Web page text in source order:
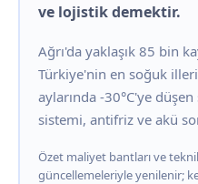
ve lojistik demektir.
Ağrı'da yaklaşık 85 bin
Türkiye'nin en soğuk
aylarında -30°C'ye
sistemi, antifriz ve akü
Özet maliyet bantları ve
güncellemeleriyle yenilenir;